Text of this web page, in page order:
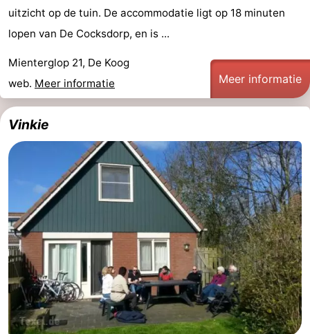
uitzicht op de tuin. De accommodatie ligt op 18 minuten
lopen van De Cocksdorp, en is ...
Mienterglop 21, De Koog
web. Meer informatie Meer informatie
Vinkie